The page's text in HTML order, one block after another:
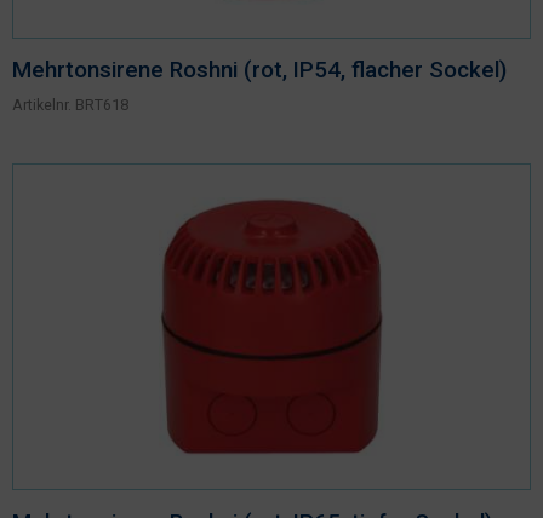
Mehrtonsirene Roshni (rot, IP54, flacher Sockel)
Artikelnr. BRT618